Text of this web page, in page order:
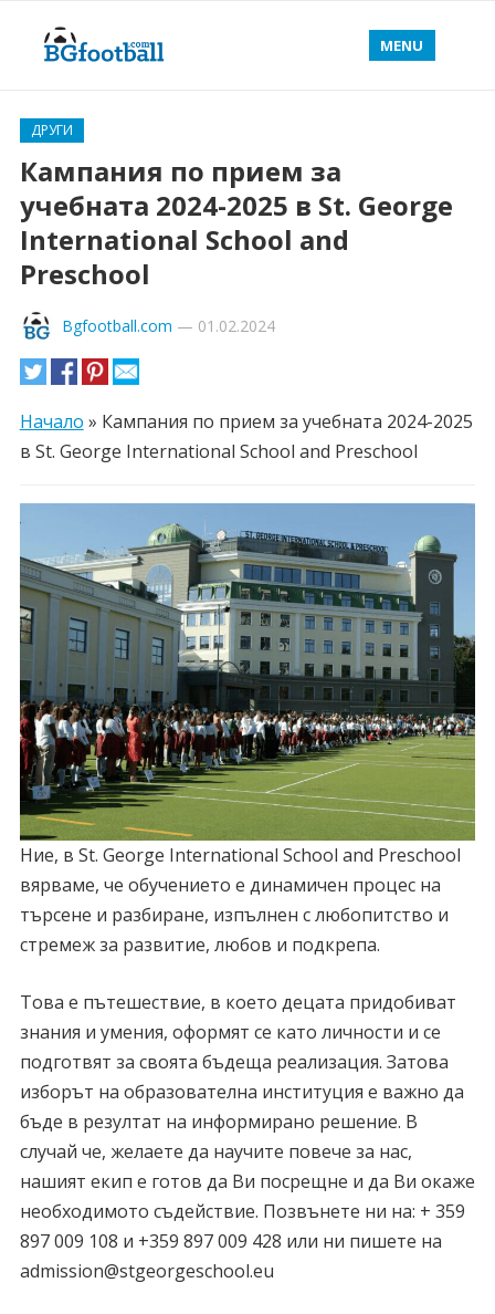
MENU
ДРУГИ
Кампания по прием за
учебната 2024-2025 в St. George
International School and
Preschool
Bgfootball.com — 01.02.2024
Начало » Кампания по прием за учебната 2024-2025
в St. George International School and Preschool
Ние, в St. George International School and Preschool
вярваме, че обучението е динамичен процес на
търсене и разбиране, изпълнен с любопитство и
стремеж за развитие, любов и подкрепа.
Това е пътешествие, в което децата придобиват
знания и умения, оформят се като личности и се
подготвят за своята бъдеща реализация. Затова
изборът на образователна институция е важно да
бъде в резултат на информирано решение. В
случай че, желаете да научите повече за нас,
нашият екип е готов да Ви посрещне и да Ви окаже
необходимото съдействие. Позвънете ни на: + 359
897 009 108 и +359 897 009 428 или ни пишете на
admission@stgeorgeschool.eu